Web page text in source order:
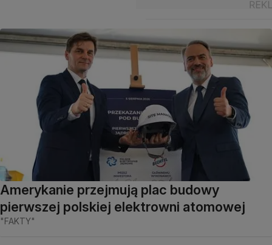
Amerykanie przejmują plac budowy
pierwszej polskiej elektrowni atomowej
"FAKTY"